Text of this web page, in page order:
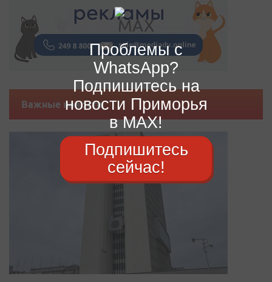
Важные новости
Проблемы с
WhatsApp?
Подпишитесь на
новости Приморья
в MAX!
Подпишитесь
сейчас!